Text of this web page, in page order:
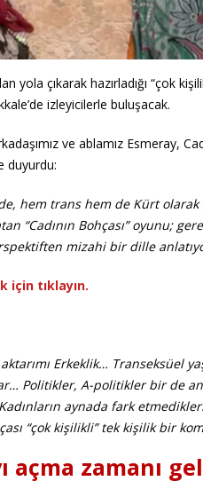
yola çıkarak hazırladığı “çok
izleyicilerle buluşacak.
ve ablamız Esmeray,
duyurdu:
hem trans hem de Kürt
“Cadının Bohçası” oyunu;
mizahi bir dille
için tıklayın.
Erkeklik… Transeksüel
Politikler, A-politikler bir de
aynada fark
“çok kişilikli” tek kişilik bir
açma zamanı